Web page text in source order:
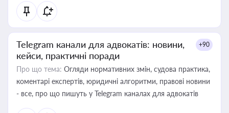
Telegram канали для адвокатів: новини,
кейси, практичні поради
+90
Про що тема: Огляди нормативних змін, судова практика,
коментарі експертів, юридичні алгоритми, правові новини
- все, про що пишуть у Telegram каналах для адвокатів